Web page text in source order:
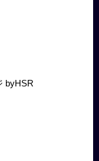
byHSR